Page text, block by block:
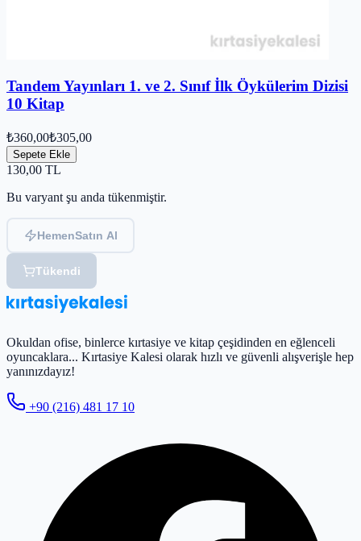
Tandem Yayınları 1. ve 2. Sınıf İlk Öykülerim Dizisi
10 Kitap
₺360,00₺305,00
Sepete Ekle
130,00 TL
Bu varyant şu anda tükenmiştir.
HemenSatın Al
Tükendi
Okuldan ofise, binlerce kırtasiye ve kitap çeşidinden en eğlenceli
oyuncaklara... Kırtasiye Kalesi olarak hızlı ve güvenli alışverişle hep
yanınızdayız!
+90 (216) 481 17 10